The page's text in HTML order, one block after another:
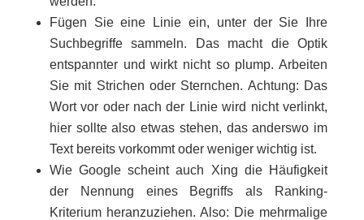
Fügen Sie eine Linie ein, unter der Sie Ihre
Suchbegriffe sammeln. Das macht die Optik
entspannter und wirkt nicht so plump. Arbeiten
Sie mit Strichen oder Sternchen. Achtung: Das
Wort vor oder nach der Linie wird nicht verlinkt,
hier sollte also etwas stehen, das anderswo im
Text bereits vorkommt oder weniger wichtig ist.
Wie Google scheint auch Xing die Häufigkeit
der Nennung eines Begriffs als Ranking-
Kriterium heranzuziehen. Also: Die mehrmalige